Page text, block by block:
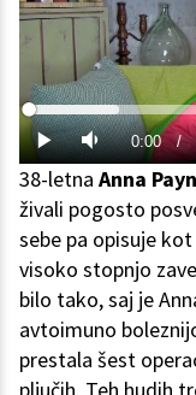
PredvajajTiho Current
Time
0:00 /
Loaded:
18.64%
38-letna Anna
živali pogosto
sebe pa opisuje
visoko stopnjo
bilo tako, saj je
avtoimuno
prestala šest